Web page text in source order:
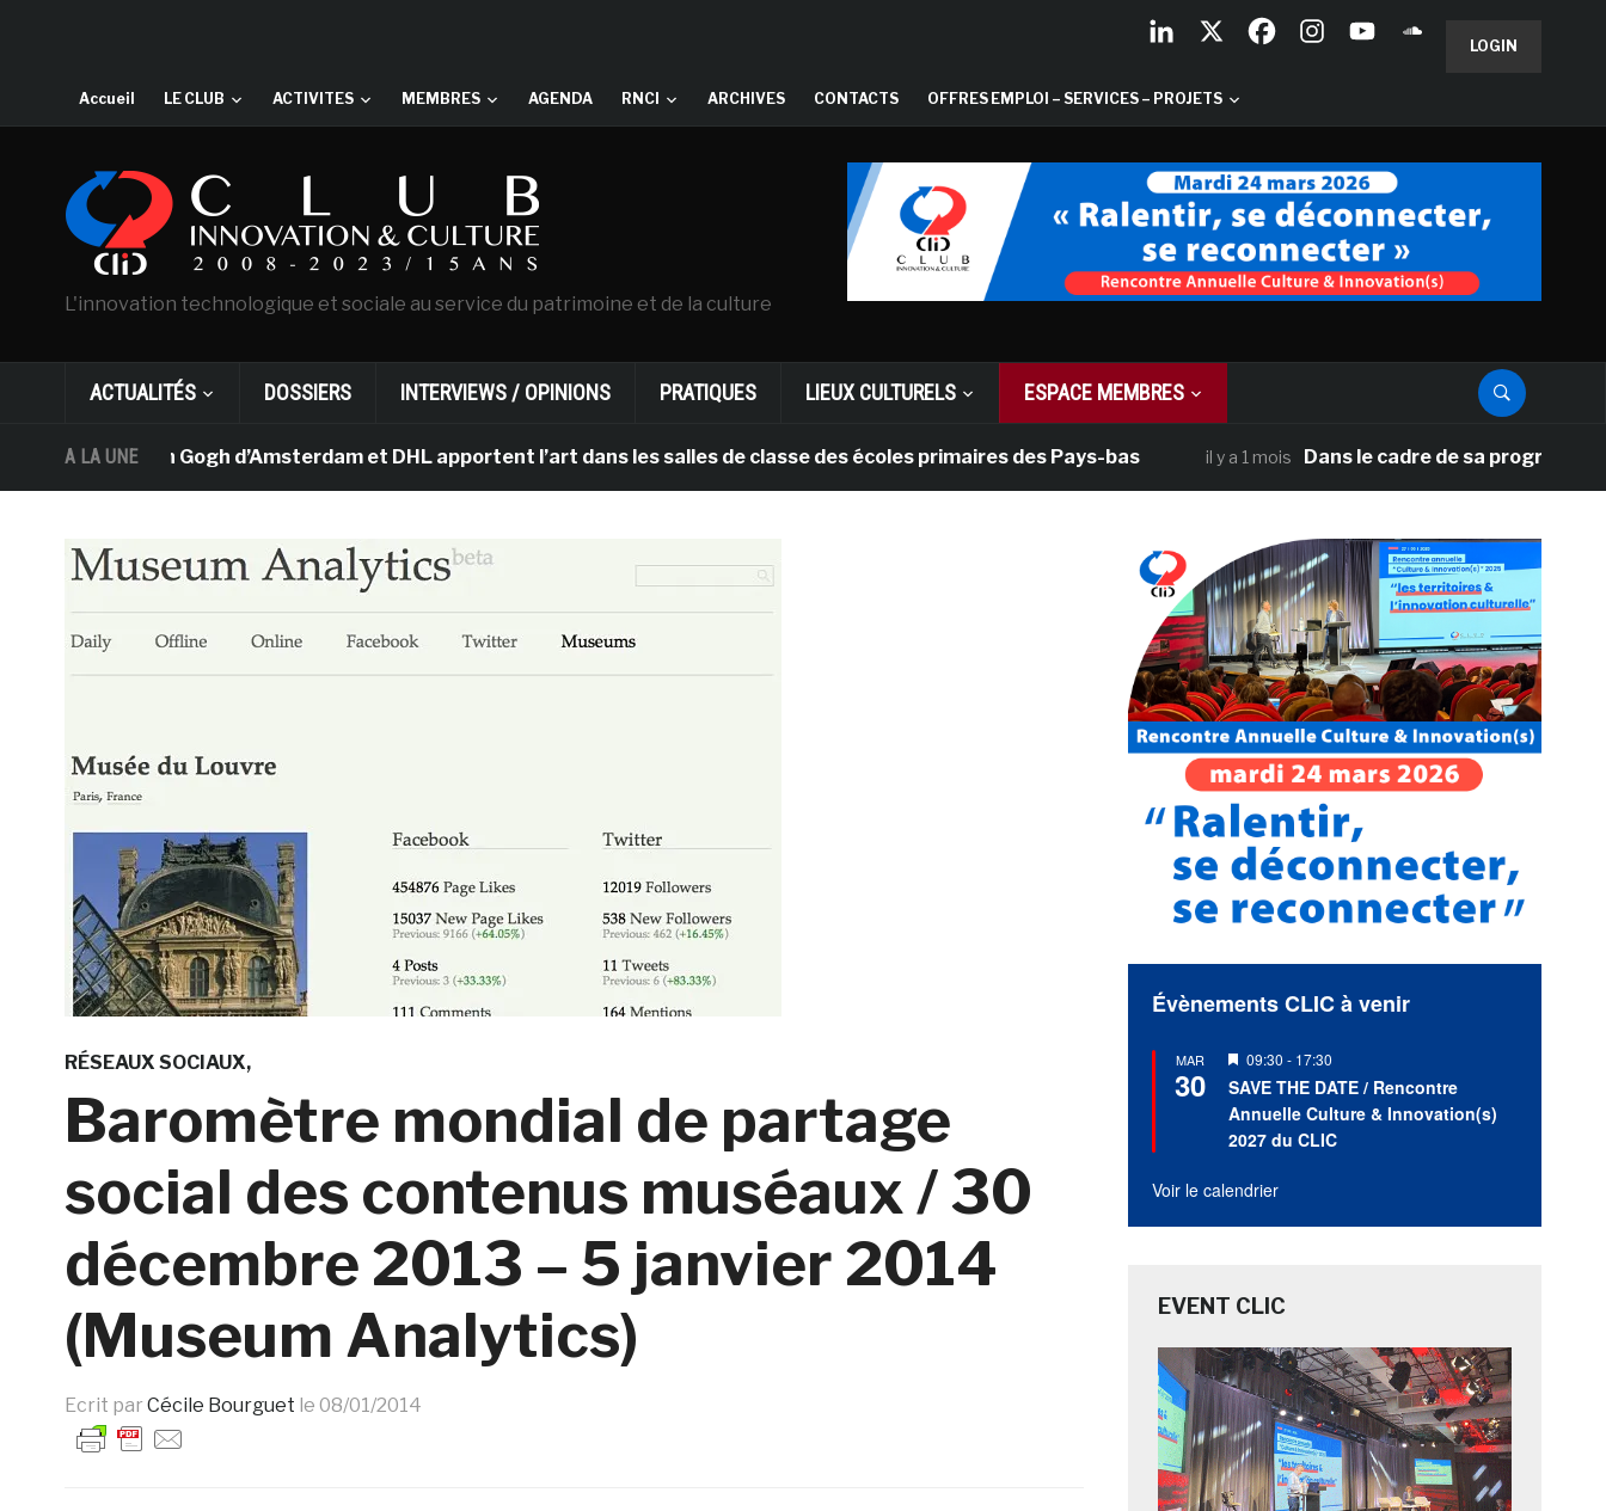
LOGIN
Accueil LE CLUB ACTIVITES MEMBRES AGENDA RNCI ARCHIVES CONTACTS OFFRES EMPLOI – SERVICES – PROJETS
L'innovation technologique et sociale au service du patrimoine et de la culture
ACTUALITÉS DOSSIERS INTERVIEWS / OPINIONS PRATIQUES LIEUX CULTURELS ESPACE MEMBRES
A LA UNE
Van Gogh d’Amsterdam et DHL apportent l’art dans les salles de classe des écoles primaires des Pays-bas il y a 1 mois Dans le cadre de sa programmation
RÉSEAUX SOCIAUX
Baromètre mondial de partage
social des contenus muséaux / 30
décembre 2013 – 5 janvier 2014
(Museum Analytics)
Ecrit par Cécile Bourguet le 08/01/2014
Évènements CLIC à venir
MAR
30
Mis
en
avant
09:30 - 17:30
SAVE THE DATE / Rencontre
Annuelle Culture & Innovation(s)
2027 du CLIC
Voir le calendrier
EVENT CLIC